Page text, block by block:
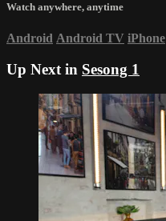
Watch anywhere, anytime
Android Android TV iPhone
Up Next in Sesong 1